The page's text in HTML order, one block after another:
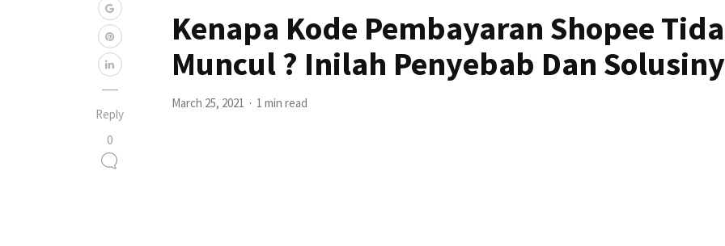
Reply
0
Kenapa Kode Pembayaran Shopee
Muncul ? Inilah Penyebab Dan
March 25, 2021 1 min read